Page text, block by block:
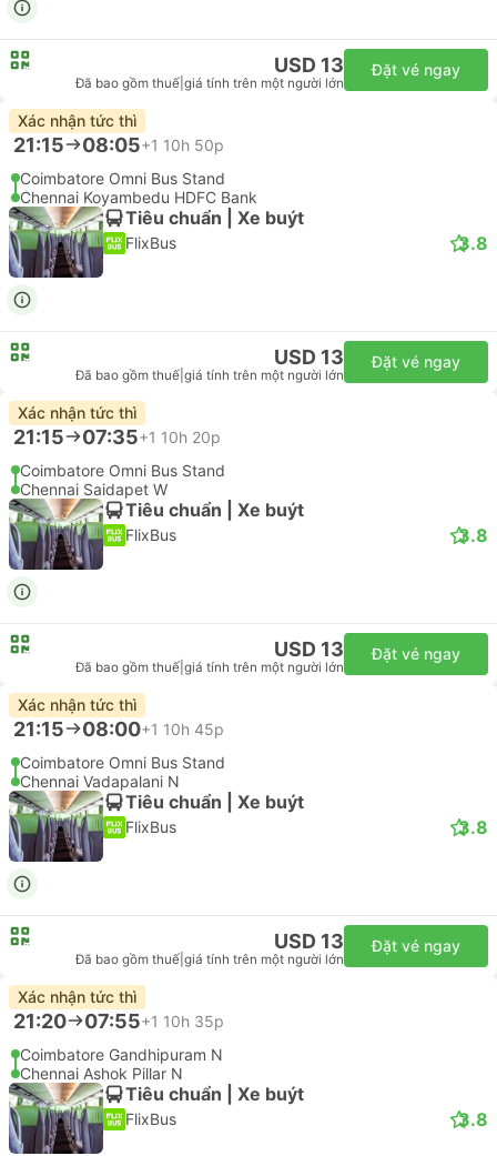
USD 13
Đã bao gồm thuế giá tính trên một người lớn
Đặt vé ngay
Xác nhận tức thì
21:15 08:05+1 10h 50p
Coimbatore Omni Bus Stand
Chennai Koyambedu HDFC Bank
Tiêu chuẩn | Xe buýt
FlixBus 3.8
USD 13
Đã bao gồm thuế giá tính trên một người lớn
Đặt vé ngay
Xác nhận tức thì
21:15 07:35+1 10h 20p
Coimbatore Omni Bus Stand
Chennai Saidapet W
Tiêu chuẩn | Xe buýt
FlixBus 3.8
USD 13
Đã bao gồm thuế giá tính trên một người lớn
Đặt vé ngay
Xác nhận tức thì
21:15 08:00+1 10h 45p
Coimbatore Omni Bus Stand
Chennai Vadapalani N
Tiêu chuẩn | Xe buýt
FlixBus 3.8
USD 13
Đã bao gồm thuế giá tính trên một người lớn
Đặt vé ngay
Xác nhận tức thì
21:20 07:55+1 10h 35p
Coimbatore Gandhipuram N
Chennai Ashok Pillar N
Tiêu chuẩn | Xe buýt
FlixBus 3.8